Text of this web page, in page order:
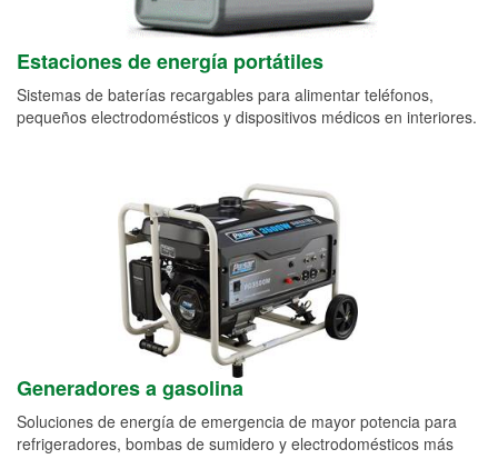
Estaciones de energía portátiles
Sistemas de baterías recargables para alimentar teléfonos,
pequeños electrodomésticos y dispositivos médicos en interiores.
Generadores a gasolina
Soluciones de energía de emergencia de mayor potencia para
refrigeradores, bombas de sumidero y electrodomésticos más